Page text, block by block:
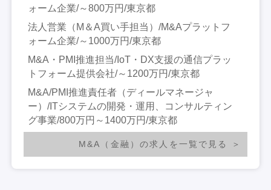
ォーム企業/～800万円/東京都
法人営業（M＆A買い手担当）/M&Aプラットフ
ォーム企業/～1000万円/東京都
M&A・PMI推進担当/IoT・DX支援の通信プラッ
トフォーム提供会社/～1200万円/東京都
M&A/PMI推進責任者（ディールマネージャ
ー）/ITシステムの開発・運用、コンサルティン
グ事業/800万円～1400万円/東京都
M&A（金融）の求人を一覧で見る